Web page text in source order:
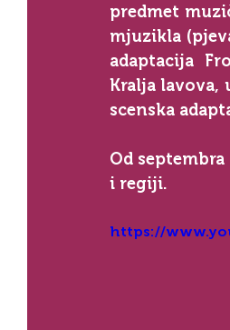
predmet
mjuzikla
adaptacija
Kralja lavova,
scenska
Od
i regiji.
https://